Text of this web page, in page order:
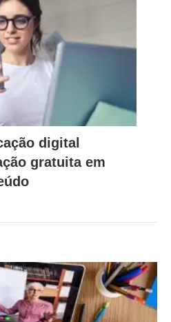
digital
gratuita em